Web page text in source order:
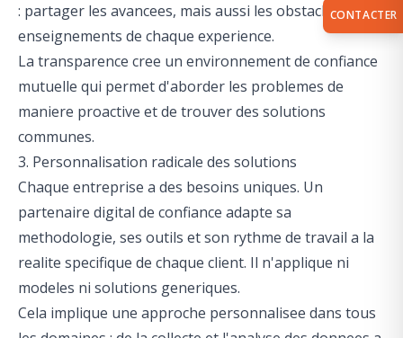
: partager les avancees, mais aussi les obstacles et les
enseignements de chaque experience.
La transparence cree un environnement de confiance
mutuelle qui permet d'aborder les problemes de
maniere proactive et de trouver des solutions
communes.
3. Personnalisation radicale des solutions
Chaque entreprise a des besoins uniques. Un
partenaire digital de confiance adapte sa
methodologie, ses outils et son rythme de travail a la
realite specifique de chaque client. Il n'applique ni
modeles ni solutions generiques.
Cela implique une approche personnalisee dans tous
CONTACTER